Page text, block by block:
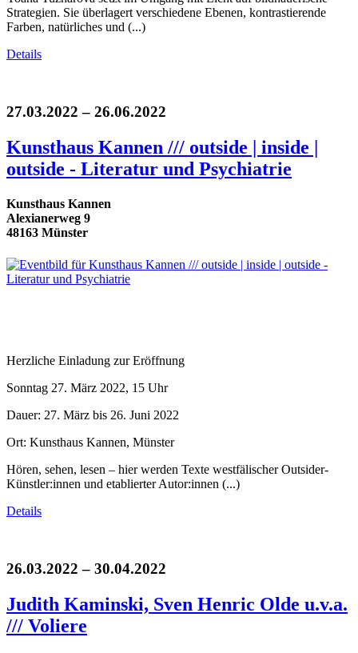
Strategien. Sie überlagert verschiedene Ebenen, kontrastierende
Farben, natürliches und (...)
Details
27.03.2022 – 26.06.2022
Kunsthaus Kannen /// outside | inside |
outside - Literatur und Psychiatrie
Kunsthaus Kannen
Alexianerweg 9
48163 Münster
Herzliche Einladung zur Eröffnung
Sonntag 27. März 2022, 15 Uhr
Dauer: 27. März bis 26. Juni 2022
Ort: Kunsthaus Kannen, Münster
Hören, sehen, lesen – hier werden Texte westfälischer Outsider-
Künstler:innen und etablierter Autor:innen (...)
Details
26.03.2022 – 30.04.2022
Judith Kaminski, Sven Henric Olde u.v.a.
/// Voliere